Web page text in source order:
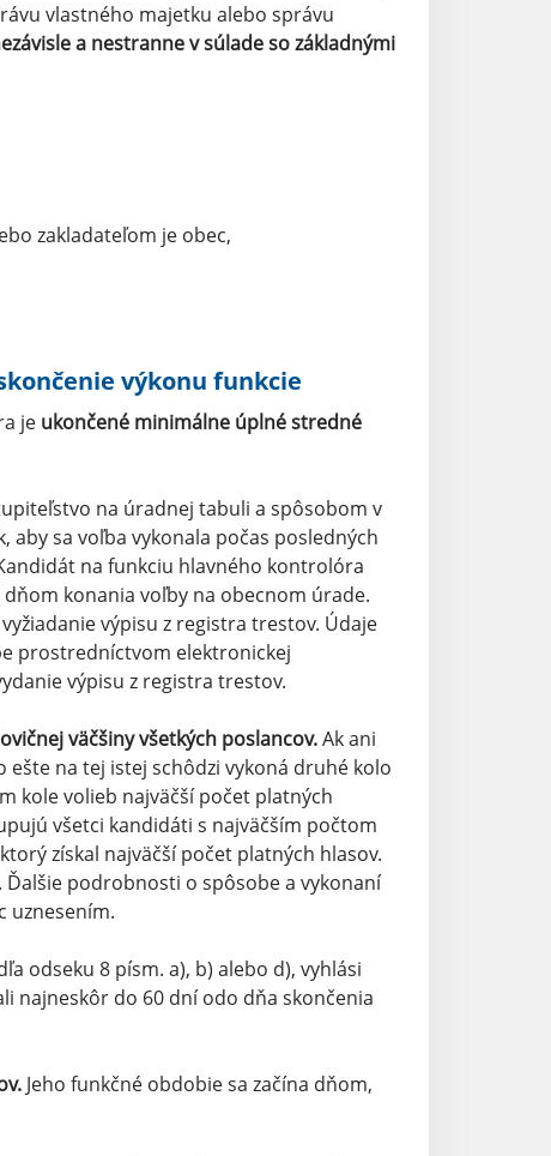
vlastného majetku alebo správu
a nestranne v súlade so základnými
zakladateľom je obec,
výkonu funkcie
je ukončené minimálne úplné stredné
na úradnej tabuli a spôsobom v
sa voľba vykonala počas posledných
na funkciu hlavného kontrolóra
konania voľby na obecnom úrade.
výpisu z registra trestov. Údaje
prostredníctvom elektronickej
výpisu z registra trestov.
väčšiny všetkých poslancov.Ak ani
na tej istej schôdzi vykoná druhé kolo
kole volieb najväčší počet platných
všetci kandidáti s najväčším počtom
získal najväčší počet platných hlasov.
podrobnosti o spôsobe a vykonaní
uznesením.
odseku 8 písm. a), b) alebo d), vyhlási
najneskôr do 60 dní odo dňa skončenia
Jeho funkčné obdobie sa začína dňom,